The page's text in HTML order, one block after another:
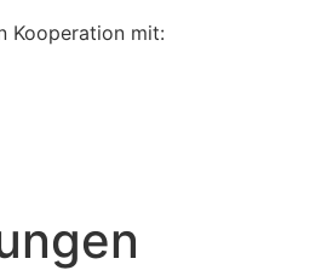
Kooperation mit: